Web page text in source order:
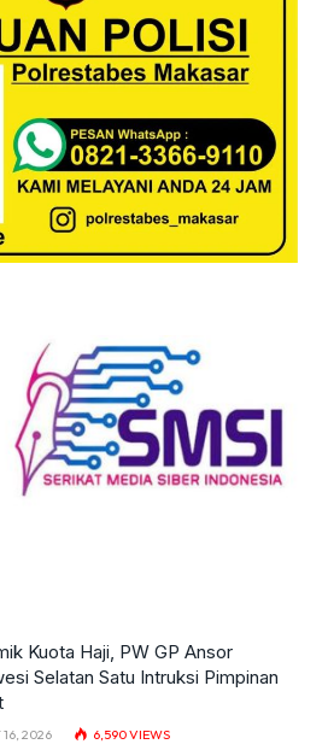
Kuota Haji, PW GP Ansor
Selatan Satu Intruksi Pimpinan
16, 2026 6,590VIEWS